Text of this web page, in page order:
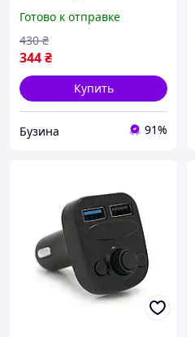
Готово к отправке
344₴
430 ₴
Купить
Бузина 91%